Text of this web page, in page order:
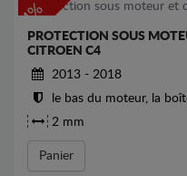
-4%
PROTECTION SOUS
CITROEN C4
2013 - 2018
le bas du moteur, la
2 mm
Panier